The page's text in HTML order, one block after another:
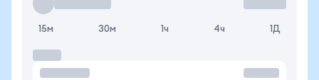
15м 30м 1ч 4ч 1Д